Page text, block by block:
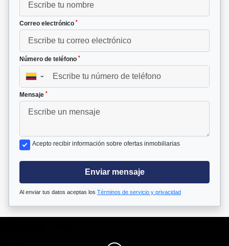
Correo electrónico *
Número de teléfono *
▼
Mensaje *
Acepto recibir información sobre ofertas inmobiliarias
Enviar mensaje
Al enviar tus datos aceptas los Términos de servicio y privacidad